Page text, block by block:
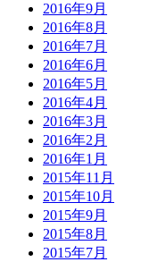
2016年9月
2016年8月
2016年7月
2016年6月
2016年5月
2016年4月
2016年3月
2016年2月
2016年1月
2015年11月
2015年10月
2015年9月
2015年8月
2015年7月